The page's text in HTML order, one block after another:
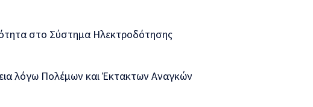
στο Σύστημα Ηλεκτροδότησης
λόγω Πολέμων και Έκτακτων Αναγκών